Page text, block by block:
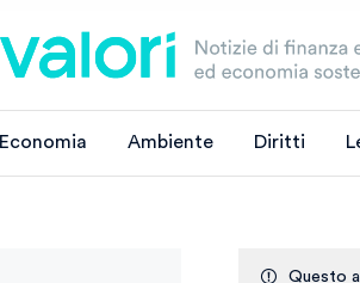
Economia Ambiente Diritti
Questo